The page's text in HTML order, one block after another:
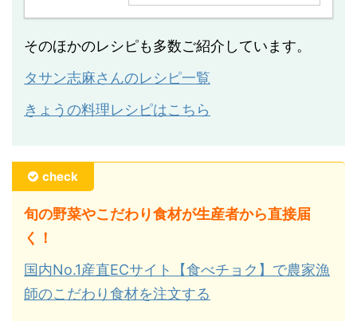
そのほかのレシピも多数ご紹介しています。
タサン志麻さんのレシピ一覧
きょうの料理レシピはこちら
check
旬の野菜やこだわり食材が生産者から直接届
く！
国内No.1産直ECサイト【食べチョク】で農家漁
師のこだわり食材を注文する